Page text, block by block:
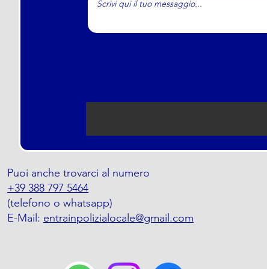
Puoi anche trovarci al numero
+39 388 797 5464
(telefono o whatsapp)
E-Mail: entrainpolizialocale@gmail.com